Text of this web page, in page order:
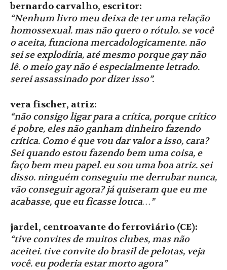
bernardo carvalho, escritor:
“Nenhum livro meu deixa de ter uma relação
homossexual. mas não quero o rótulo. se você
o aceita, funciona mercadologicamente. não
sei se explodiria, até mesmo porque gay não
lê. o meio gay não é especialmente letrado.
serei assassinado por dizer isso”.
vera fischer, atriz:
“não consigo ligar para a crítica, porque crítico
é pobre, eles não ganham dinheiro fazendo
crítica. Como é que vou dar valor a isso, cara?
Sei quando estou fazendo bem uma coisa, e
faço bem meu papel. eu sou uma boa atriz. sei
disso. ninguém conseguiu me derrubar nunca,
vão conseguir agora? já quiseram que eu me
acabasse, que eu ficasse louca…”
jardel, centroavante do ferroviário (CE):
“tive convites de muitos clubes, mas não
aceitei. tive convite do brasil de pelotas, veja
você. eu poderia estar morto agora”